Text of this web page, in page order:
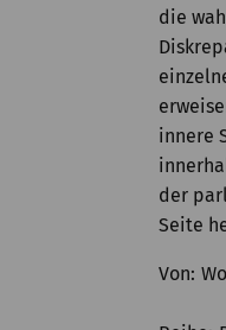
die
innere
der
Seite
Von